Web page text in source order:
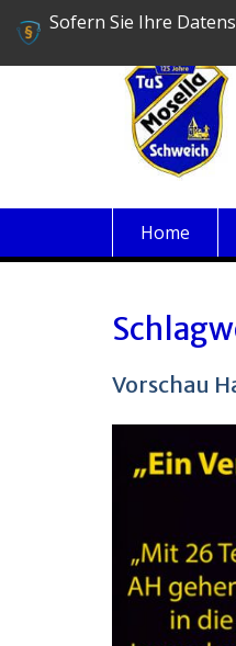
06502-5130
Home
Vorschau
Sofern Sie Ihre